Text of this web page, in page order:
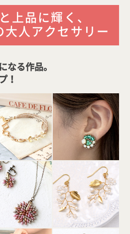
上品に輝く、
大人アクセサリー
なる作品。
！